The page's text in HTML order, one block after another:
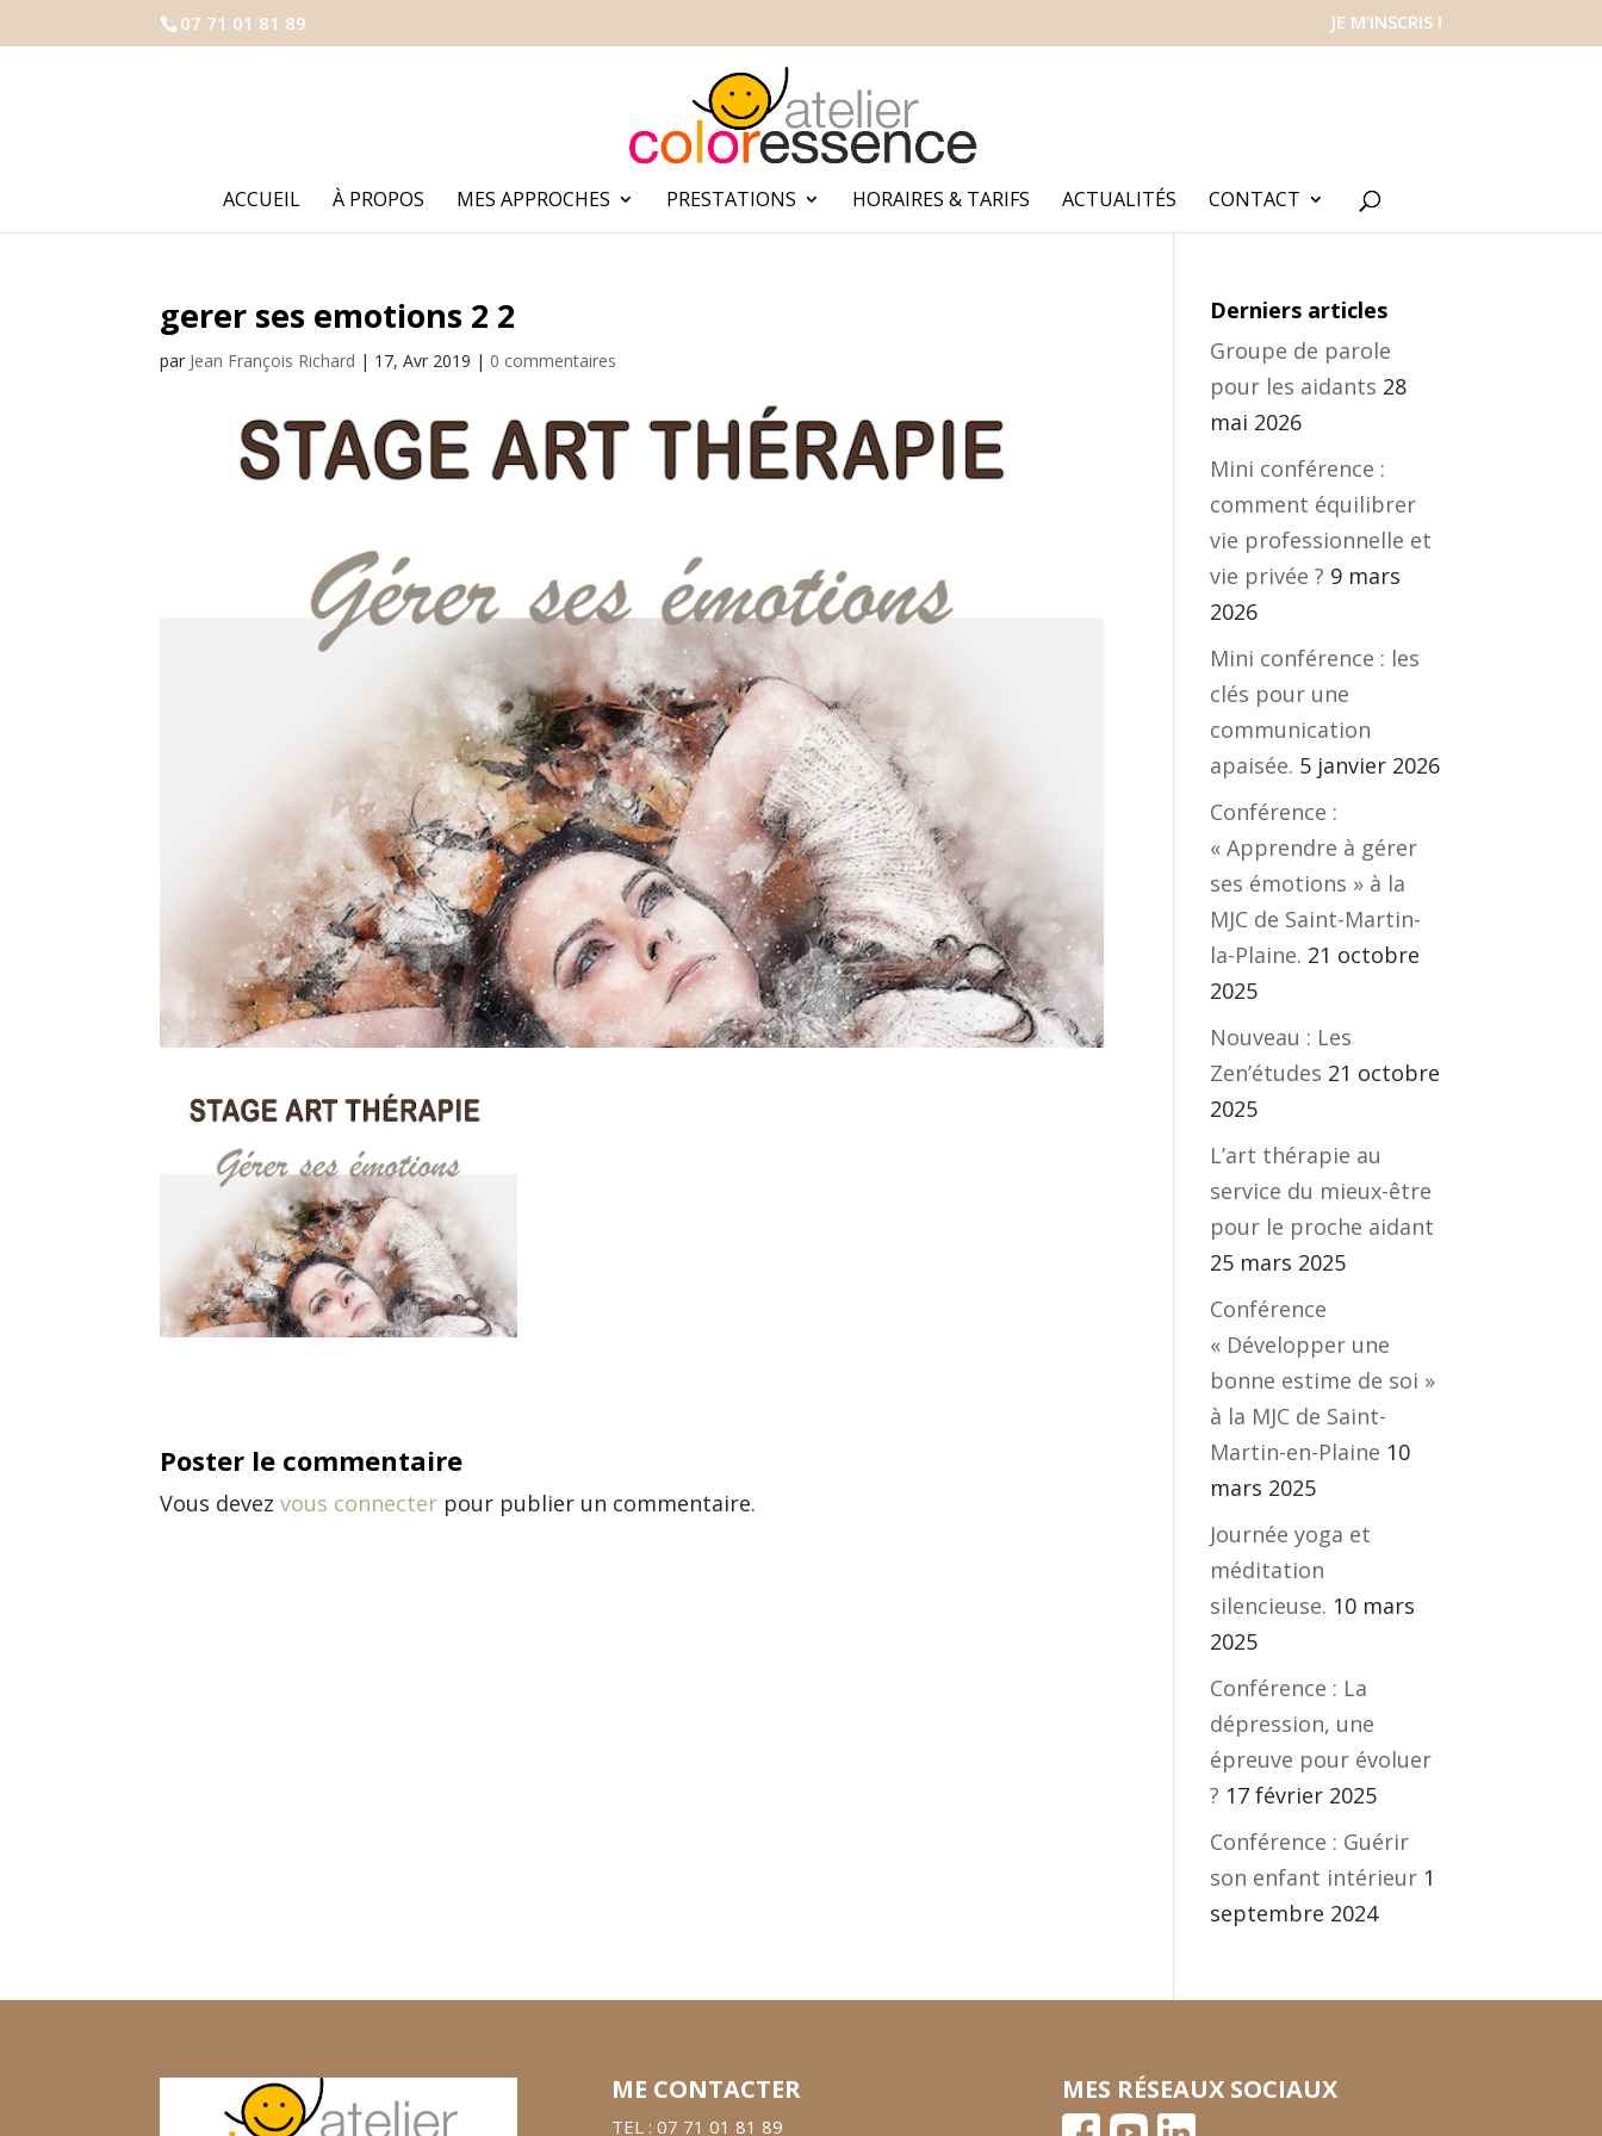
07 71 01 81 89 JE M’INSCRIS !
ACCUEIL À PROPOS MES APPROCHES PRESTATIONS HORAIRES & TARIFS ACTUALITÉS CONTACT
gerer ses emotions 2 2
par Jean François Richard | 17, Avr 2019 | 0 commentaires
Poster le commentaire
Vous devezvous connecter pour publier un commentaire.
Derniers articles
Groupe de parole
pour les aidants 28
mai 2026
Mini conférence :
comment équilibrer
vie professionnelle et
vie privée ? 9 mars
2026
Mini conférence : les
clés pour une
communication
apaisée. 5 janvier 2026
Conférence :
« Apprendre à gérer
ses émotions » à la
MJC de Saint-Martin-
la-Plaine. 21 octobre
2025
Nouveau : Les
Zen’études 21 octobre
2025
L’art thérapie au
service du mieux-être
pour le proche aidant
25 mars 2025
Conférence
« Développer une
bonne estime de soi »
à la MJC de Saint-
Martin-en-Plaine 10
mars 2025
Journée yoga et
méditation
silencieuse. 10 mars
2025
Conférence : La
dépression, une
épreuve pour évoluer
? 17 février 2025
Conférence : Guérir
son enfant intérieur 1
septembre 2024
ME CONTACTER
TEL : 07 71 01 81 89
MES RÉSEAUX SOCIAUX